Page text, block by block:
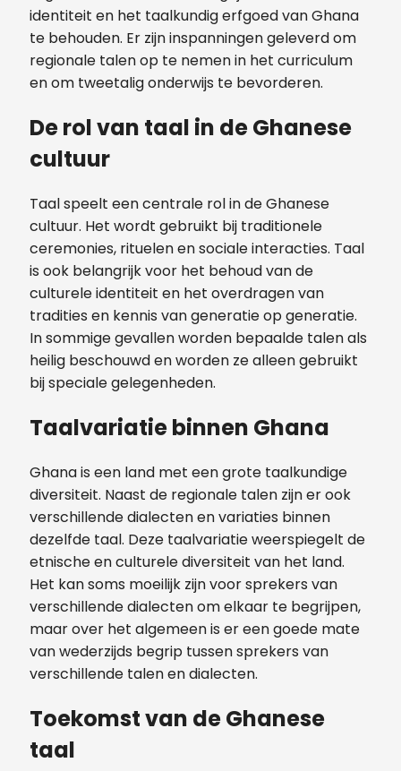
identiteit en het taalkundig erfgoed van Ghana
te behouden. Er zijn inspanningen geleverd om
regionale talen op te nemen in het curriculum
en om tweetalig onderwijs te bevorderen.
De rol van taal in de Ghanese
cultuur
Taal speelt een centrale rol in de Ghanese
cultuur. Het wordt gebruikt bij traditionele
ceremonies, rituelen en sociale interacties. Taal
is ook belangrijk voor het behoud van de
culturele identiteit en het overdragen van
tradities en kennis van generatie op generatie.
In sommige gevallen worden bepaalde talen als
heilig beschouwd en worden ze alleen gebruikt
bij speciale gelegenheden.
Taalvariatie binnen Ghana
Ghana is een land met een grote taalkundige
diversiteit. Naast de regionale talen zijn er ook
verschillende dialecten en variaties binnen
dezelfde taal. Deze taalvariatie weerspiegelt de
etnische en culturele diversiteit van het land.
Het kan soms moeilijk zijn voor sprekers van
verschillende dialecten om elkaar te begrijpen,
maar over het algemeen is er een goede mate
van wederzijds begrip tussen sprekers van
verschillende talen en dialecten.
Toekomst van de Ghanese
taal